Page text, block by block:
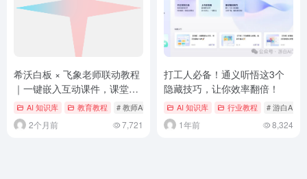
希沃白板 × 飞象老师联动教程
｜一键嵌入互动课件，课堂授
课更高效
AI 知识库 教育教程 # 教师Ai向导
2个月前 7,721
打工人必备！通义听悟这3个
隐藏技巧，让你效率翻倍！
AI 知识库 行业教程 # 游白AI工
1年前 8,324